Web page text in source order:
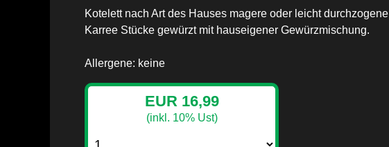
Kotelett nach Art des Hauses magere oder leicht durchzogene
Karree Stücke gewürzt mit hauseigener Gewürzmischung.
Allergene: keine
EUR 16,99
(inkl. 10% Ust)